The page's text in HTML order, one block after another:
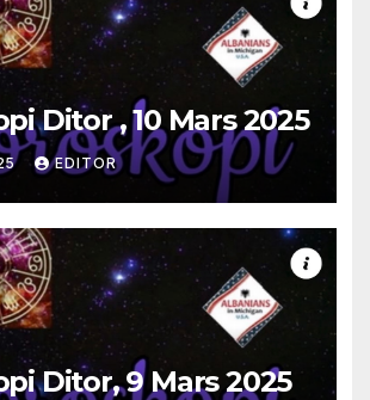
Ditor , 10 Mars 2025
EDITOR
Ditor, 9 Mars 2025